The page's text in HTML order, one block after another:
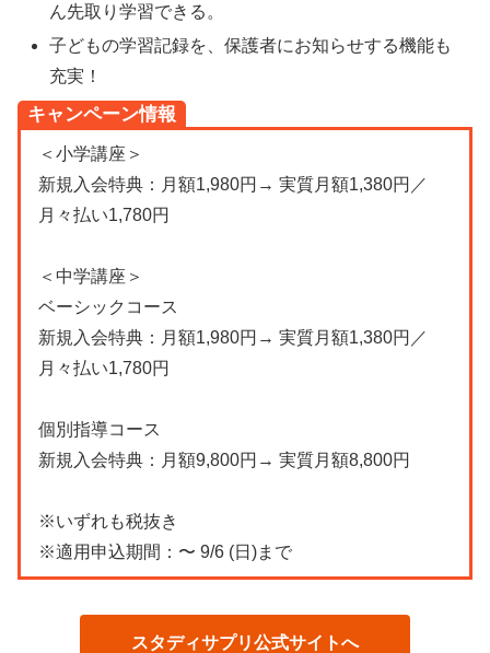
ん先取り学習できる。
子どもの学習記録を、保護者にお知らせする機能も
充実！
キャンペーン情報
＜小学講座＞
新規入会特典：月額1,980円→ 実質月額1,380円／
月々払い1,780円
＜中学講座＞
ベーシックコース
新規入会特典：月額1,980円→ 実質月額1,380円／
月々払い1,780円
個別指導コース
新規入会特典：月額9,800円→ 実質月額8,800円
※いずれも税抜き
※適用申込期間：〜 9/6 (日)まで
スタディサプリ公式サイトへ